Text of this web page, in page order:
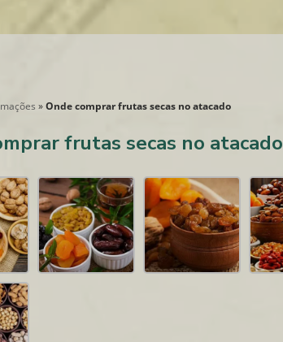
»Onde comprar frutas secas no atacado
frutas secas no atacado